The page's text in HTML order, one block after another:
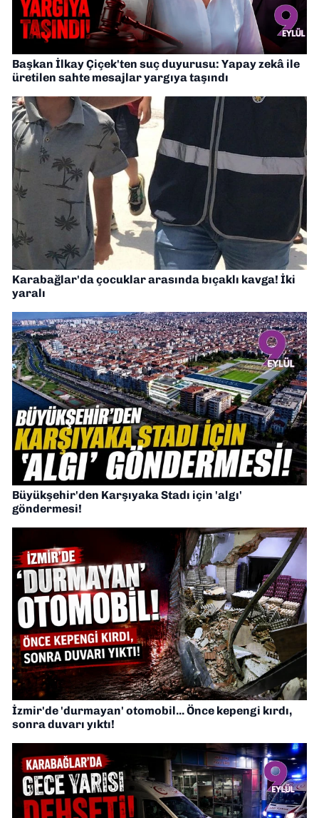
Başkan İlkay Çiçek'ten suç duyurusu: Yapay zekâ ile
üretilen sahte mesajlar yargıya taşındı
Karabağlar'da çocuklar arasında bıçaklı kavga! İki
yaralı
Büyükşehir'den Karşıyaka Stadı için 'algı'
göndermesi!
İzmir'de 'durmayan' otomobil... Önce kepengi kırdı,
sonra duvarı yıktı!